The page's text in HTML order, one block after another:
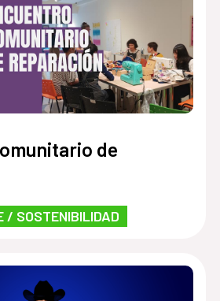
de
/ SOSTENIBILIDAD